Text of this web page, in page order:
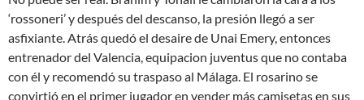
‘rossoneri’ y después del descanso, la presión llegó a ser
asfixiante. Atrás quedó el desaire de Unai Emery, entonces
entrenador del Valencia, equipacion juventus que no contaba
con él y recomendó su traspaso al Málaga. El rosarino se
convirtió en el primer jugador en vender más camisetas en sus